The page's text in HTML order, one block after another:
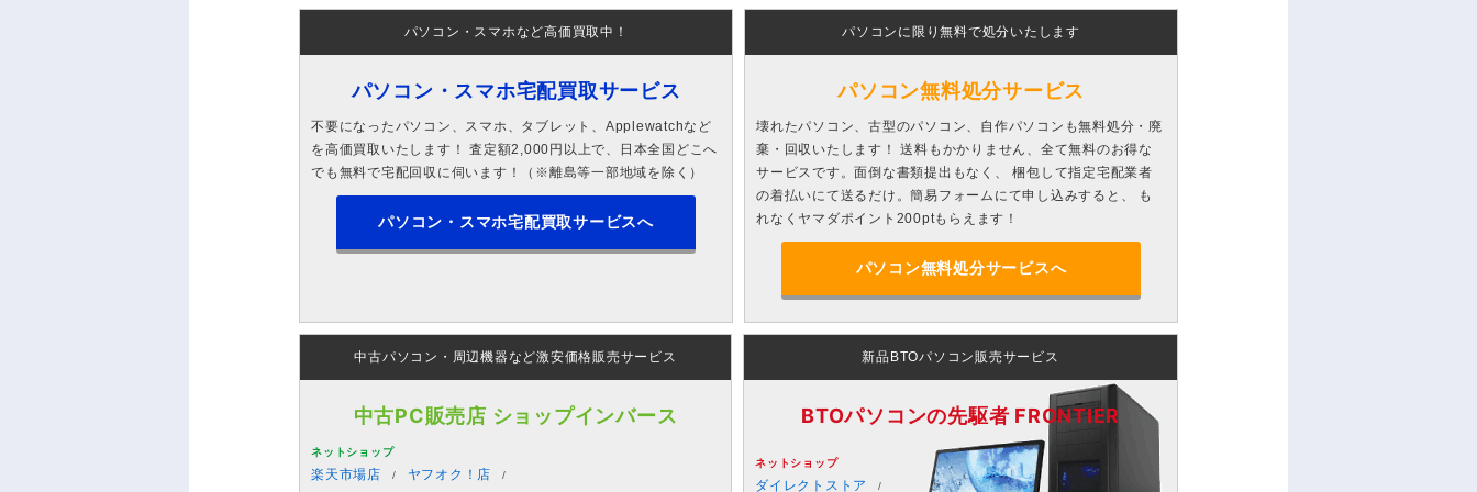
パソコン・スマホなど高価買取中！
パソコン・スマホ宅配買取サービス
不要になったパソコン、スマホ、タブレット、Applewatchなど
を高価買取いたします！ 査定額2,000円以上で、日本全国どこへ
でも無料で宅配回収に伺います！（※離島等一部地域を除く）
パソコン・スマホ宅配買取サービスへ
パソコンに限り無料で処分いたします
パソコン無料処分サービス
壊れたパソコン、古型のパソコン、自作パソコンも無料処分・廃
棄・回収いたします！ 送料もかかりません、全て無料のお得な
サービスです。面倒な書類提出もなく、 梱包して指定宅配業者
の着払いにて送るだけ。簡易フォームにて申し込みすると、 も
れなくヤマダポイント200ptもらえます！
パソコン無料処分サービスへ
中古パソコン・周辺機器など激安価格販売サービス
中古PC販売店 ショップインバース
ネットショップ
楽天市場店 ヤフオク！店
新品BTOパソコン販売サービス
BTOパソコンの先駆者 FRONTIER
ネットショップ
ダイレクトストア